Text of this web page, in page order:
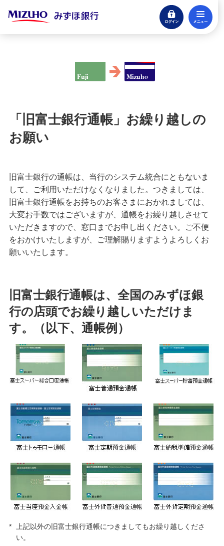
ログイン
閉じる
支払う・つかう
クレジットカード・デビット
貯める・増やす
預金・NISA・資産運用
備える
相続・保険
お客さまサポート
困ったときは・よくあるご質問
みずほ銀行について
「旧富士銀行通帳」お繰り越しの
お願い
旧富士銀行の通帳は、当行のシステム統合にともないま
して、ご利用いただけなくなりました。つきましては、
旧富士銀行通帳をお持ちのお客さまにおかれましては、
大変お手数ではございますが、通帳をお繰り越しさせて
いただきますので、窓口までお申し出ください。ご不便
をおかけいたしますが、ご理解賜りますようよろしくお
願いいたします。
旧富士銀行通帳は、全国のみずほ銀
行の店頭でお繰り越しいただけま
す。（以下、通帳例）
*
上記以外の旧富士銀行通帳につきましてもお繰り越しくださ
い。